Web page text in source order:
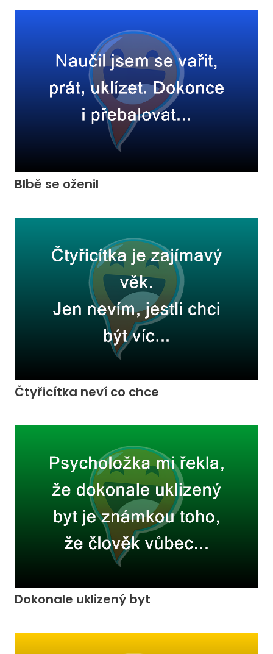
Blbě se oženil
Čtyřicítka neví co chce
Dokonale uklizený byt